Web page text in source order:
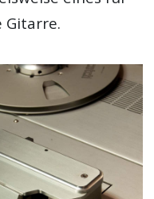
Gitarre.